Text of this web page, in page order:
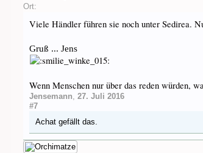
Ort:
Viele Händler führen sie noch unter Sedirea.
Gruß ... Jens
Wenn Menschen nur über das reden würden,
Jensemann, 27. Juli 2016
#7
Achat gefällt das.